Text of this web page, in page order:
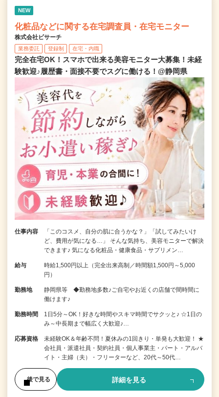
NEW
化粧品などに関する在宅調査員・在宅モニター
株式会社ビサーチ
業務委託 登録制 在宅・内職
完全在宅OK！スマホで出来る美容モニター大募集！未経
験歓迎♪履歴書・面接不要でスグに働ける！@静岡県
仕事内容
「このコスメ、自分の肌に合うかな？」「試してみたいけ
ど、費用が気になる…」 そんな気持ち、美容モニターで解決
できます♪ 気になる化粧品・健康食品・サプリメン…
給与
時給1,500円以上（完全出来高制／時間額1,500円～5,000
円）
勤務地
静岡県等 ◆勤務地多数♪ご自宅やお近くの店舗で間時間に
働けます♪
勤務時間
1日5分～OK！好きな時間やスキマ時間でサクッと♪ ☆1日の
み～中長期まで幅広く大歓迎♪…
応募資格
未経験OK＆年齢不問！夏休みの1回きり・単発も大歓迎！ ★
会社員・派遣社員・契約社員・個人事業主・パート・アルバ
イト・主婦（夫）・フリーターなど、20代～50代…
後で見る 詳細を見る